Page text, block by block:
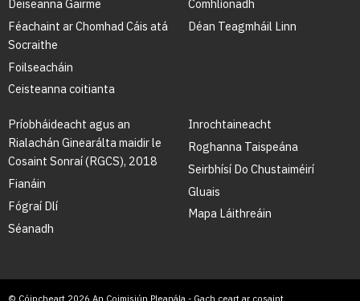
Deiseanna Gairme
Féachaint ar Chomhad Cáis atá
Socraithe
Foilseacháin
Ceisteanna coitianta
Comhlíonadh
Déan Teagmháil Linn
Príobháideacht agus an
Rialachán Ginearálta maidir le
Cosaint Sonraí (RGCS), 2018
Fianáin
Fógraí Dlí
Séanadh
Inrochtaineacht
Roghanna Taispeána
Seirbhísí Do Chustaiméirí
Gluais
Mapa Láithreáin